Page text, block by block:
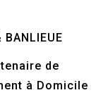
BANLIEUE
de
à Domicile